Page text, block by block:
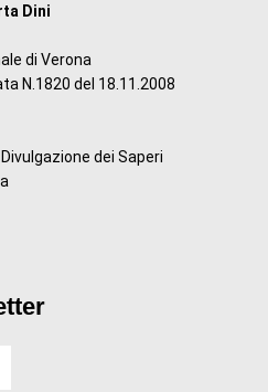
Dini
di Verona
N.1820 del 18.11.2008
dei Saperi